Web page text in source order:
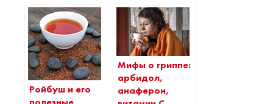
Ройбуш и его
Мифы о гриппе:
арбидол,
анаферон,